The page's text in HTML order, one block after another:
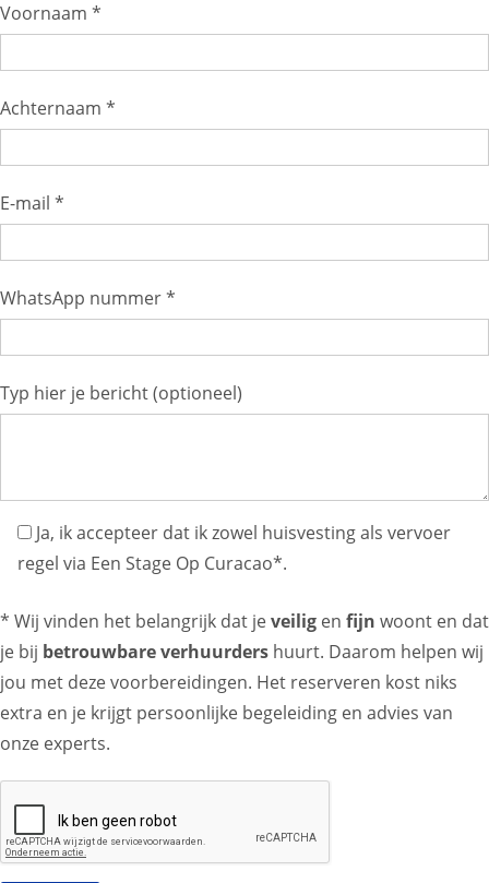
Voornaam *
Achternaam *
E-mail *
WhatsApp nummer *
Typ hier je bericht (optioneel)
Ja, ik accepteer dat ik zowel huisvesting als vervoer
regel via Een Stage Op Curacao*.
* Wij vinden het belangrijk dat jeveilig en fijn woont en dat
je bij betrouwbare verhuurders huurt. Daarom helpen wij
jou met deze voorbereidingen. Het reserveren kost niks
extra en je krijgt persoonlijke begeleiding en advies van
onze experts.